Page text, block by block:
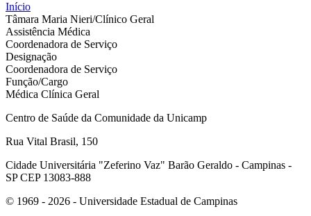
Início
Tâmara Maria Nieri/Clínico Geral
Assistência Médica
Coordenadora de Serviço
Designação
Coordenadora de Serviço
Função/Cargo
Médica Clínica Geral
Centro de Saúde da Comunidade da Unicamp
Rua Vital Brasil, 150
Cidade Universitária "Zeferino Vaz" Barão Geraldo - Campinas -
SP CEP 13083-888
© 1969 - 2026 - Universidade Estadual de Campinas